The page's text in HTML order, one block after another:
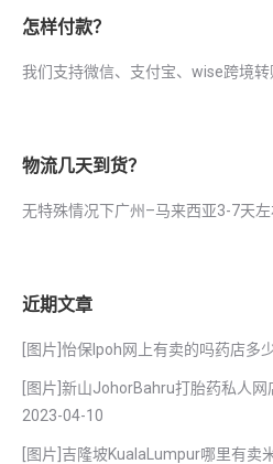
怎样付款？
我们支持微信、支付宝、wise跨境转
物流几天到货？
无特殊情况下广州–马来西亚3-7天左
近期文章
[图片]怡保lpoh网上有卖的吗药店多
[图片]新山JohorBahru打胎药私人
2023-04-10
[图片]吉隆坡KualaLumpur哪里有卖